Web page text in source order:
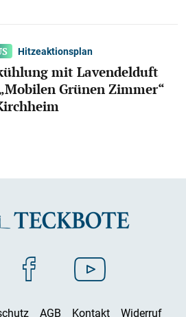
Hitzeaktionsplan
mit Lavendelduft
Grünen Zimmer“
AGB Kontakt Widerruf